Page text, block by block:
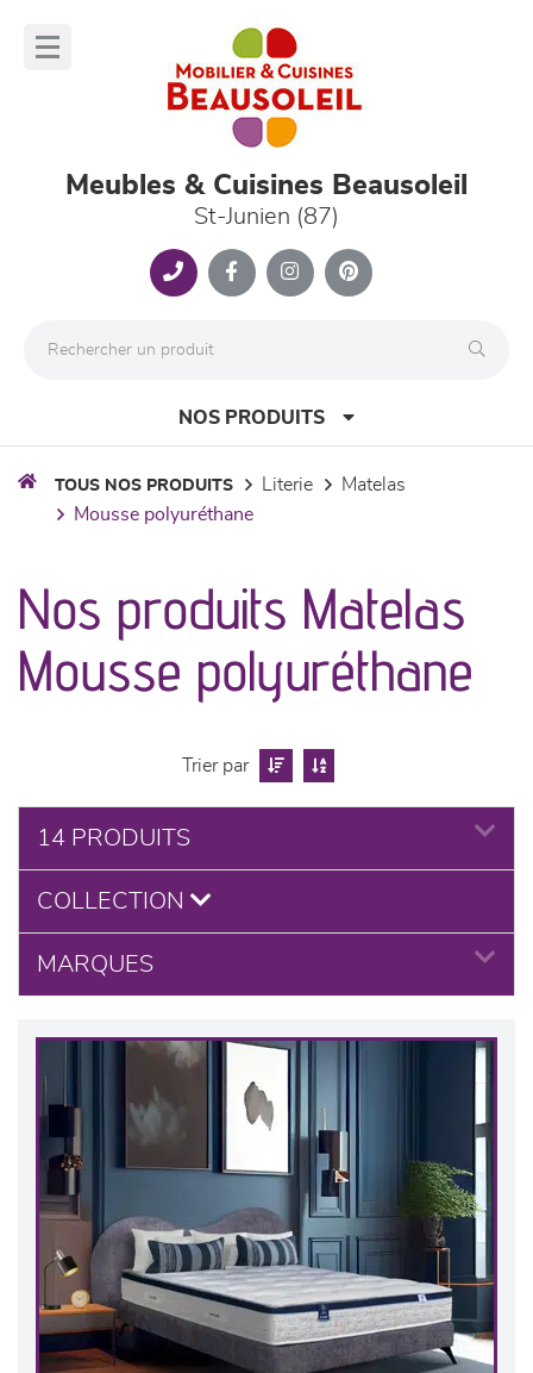
Meubles & Cuisines Beausoleil
St-Junien (87)
NOS PRODUITS
séjours
meubles de complément
literie
cuisine & sur-mesure
décoration
TOUS NOS PRODUITS literie
matelas
mousse polyuréthane
Nos produits Matelas
Mousse polyuréthane
Trier par
14 PRODUITS
COLLECTION
MARQUES